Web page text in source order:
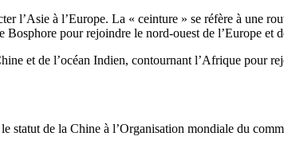
l’Asie à l’Europe. La « ceinture » se réfère à une
pour rejoindre le nord-ouest de l’Europe et
et de l’océan Indien, contournant l’Afrique pour
statut de la Chine à l’Organisation mondiale du